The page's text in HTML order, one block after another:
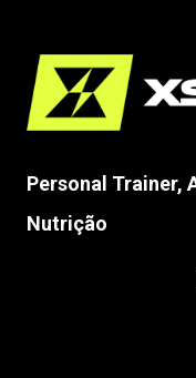
Personal Trainer,
Nutrição